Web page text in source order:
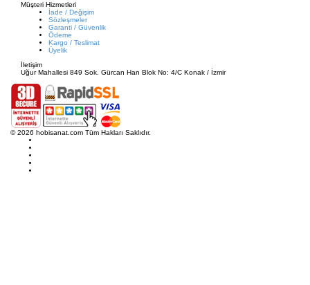
Müşteri Hizmetleri
İade / Değişim
Sözleşmeler
Garanti / Güvenlik
Ödeme
Kargo / Teslimat
Üyelik
İletişim
Uğur Mahallesi 849 Sok. Gürcan Han Blok No: 4/C Konak / İzmir
© 2026 hobisanat.com Tüm Hakları Saklıdır.